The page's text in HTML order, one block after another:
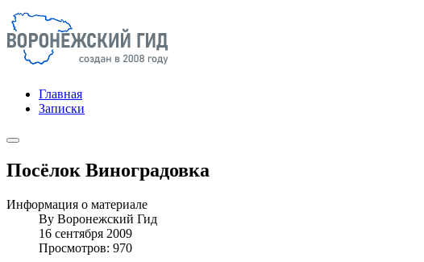
Главная
Записки
Посёлок Виноградовка
Информация о материале
By Воронежский Гид
16 сентября 2009
Просмотров: 970